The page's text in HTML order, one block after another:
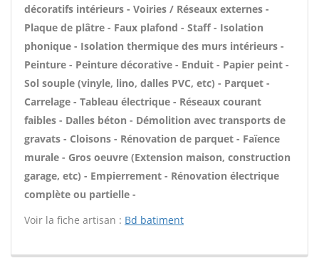
décoratifs intérieurs - Voiries / Réseaux externes -
Plaque de plâtre - Faux plafond - Staff - Isolation
phonique - Isolation thermique des murs intérieurs -
Peinture - Peinture décorative - Enduit - Papier peint -
Sol souple (vinyle, lino, dalles PVC, etc) - Parquet -
Carrelage - Tableau électrique - Réseaux courant
faibles - Dalles béton - Démolition avec transports de
gravats - Cloisons - Rénovation de parquet - Faïence
murale - Gros oeuvre (Extension maison, construction
garage, etc) - Empierrement - Rénovation électrique
complète ou partielle -
Voir la fiche artisan : Bd batiment